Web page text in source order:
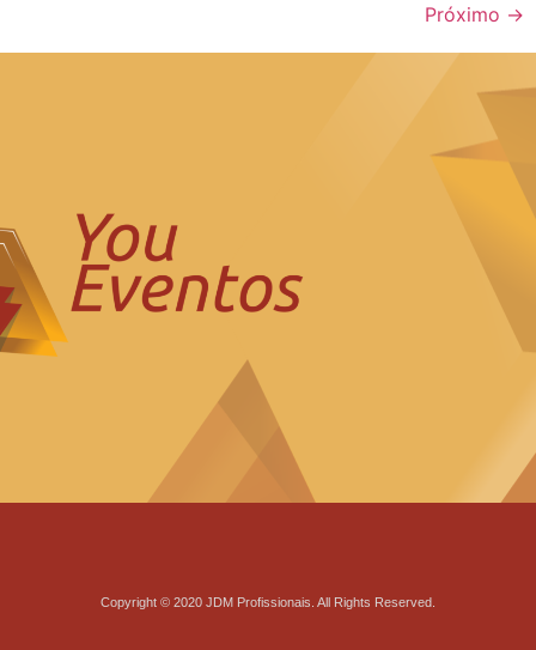
Próximo →
Copyright © 2020 JDM Profissionais. All Rights Reserved.